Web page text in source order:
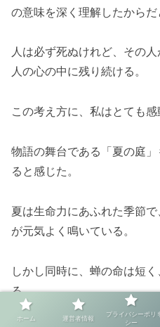
の意味を深く理解したからだ
人は必ず死ぬけれど、その
人の心の中に残り続ける。
この考え方に、私はとても感
物語の舞台である「夏の庭
ると感じた。
夏は生命力にあふれた季節
が元気よく鳴いている。
しかし同時に、蝉の命は短
る。
ホーム 運営者情報
プライバシーポリ
シー